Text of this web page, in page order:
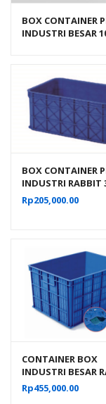
BOX CONTAINER
INDUSTRI BESAR
BOX CONTAINER
INDUSTRI RABBIT
VOLUME 60 LITER
60x40x26 CM
Rp205,000.00
CONTAINER BOX
INDUSTRI BESAR
RODA HANATA
200 LITER UKURAN
Rp455,000.00